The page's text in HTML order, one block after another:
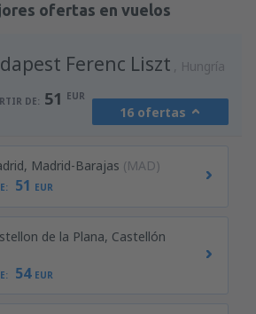
ofertas en vuelos
Ferenc Liszt Hungría
DE: 51 EUR
16 ofertas
Madrid-Barajas (MAD)
51 EUR
de la Plana, Castellón
54 EUR